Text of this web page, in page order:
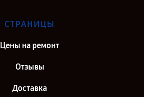
СТРАНИЦЫ
Цены на ремонт
Отзывы
Доставка